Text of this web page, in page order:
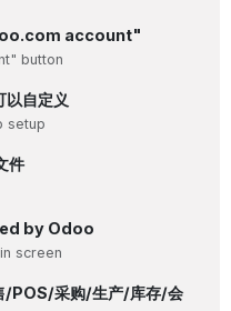
account"
button
以自定义
setup
件
by Odoo
screen
/POS/采购/生产/库存/会